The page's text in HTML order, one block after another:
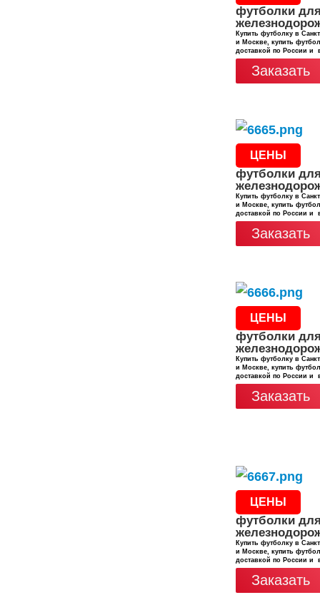
футболки
Купить футболку в
и Москве, купить
доставкой по России и
Заказать
ЦЕНЫ
футболки
Купить футболку в
и Москве, купить
доставкой по России и
Заказать
ЦЕНЫ
футболки
Купить футболку в
и Москве, купить
доставкой по России и
Заказать
ЦЕНЫ
футболки
Купить футболку в
и Москве, купить
доставкой по России и
Заказать